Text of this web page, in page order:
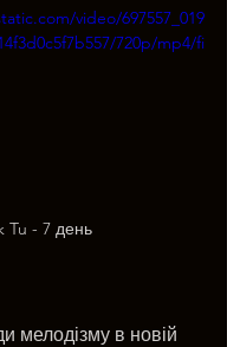
video/697557_019
720p/mp4/fi
Tu - 7 день
мелодізму в новій